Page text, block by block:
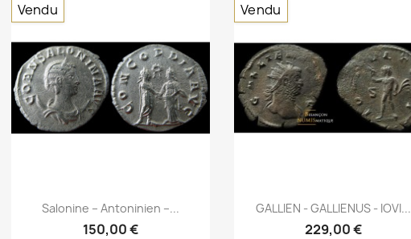
Aperçu rapide
Salonine – Antoninien –...
150,00 €
Vendu
Aperçu rapide
GALLIEN - GALLIENUS - IOVI...
229,00 €
Vendu